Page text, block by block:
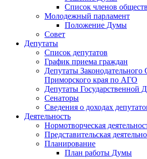
Список членов
Молодежный парламент
Положение Думы
Совет
Депутаты
Список депутатов
График приема граждан
Депутаты Законодательного
Приморского края по АГО
Депутаты
Сенаторы
Сведения о доходах
Деятельность
Нормотворческая
Представительская
Планирование
План работы Думы